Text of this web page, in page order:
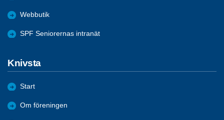
Webbutik
SPF Seniorernas intranät
Knivsta
Start
Om föreningen